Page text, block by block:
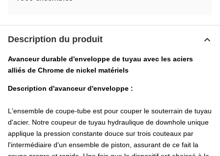
Description du produit
Avanceur durable d'enveloppe de tuyau avec les aciers
alliés de Chrome de nickel matériels
Description d'avanceur d'enveloppe :
L'ensemble de coupe-tube est pour couper le souterrain de tuyau
d'acier. Notre coupeur de tuyau hydraulique de downhole unique
applique la pression constante douce sur trois couteaux par
l'intermédiaire d'un ensemble de piston, assurant de ce fait la